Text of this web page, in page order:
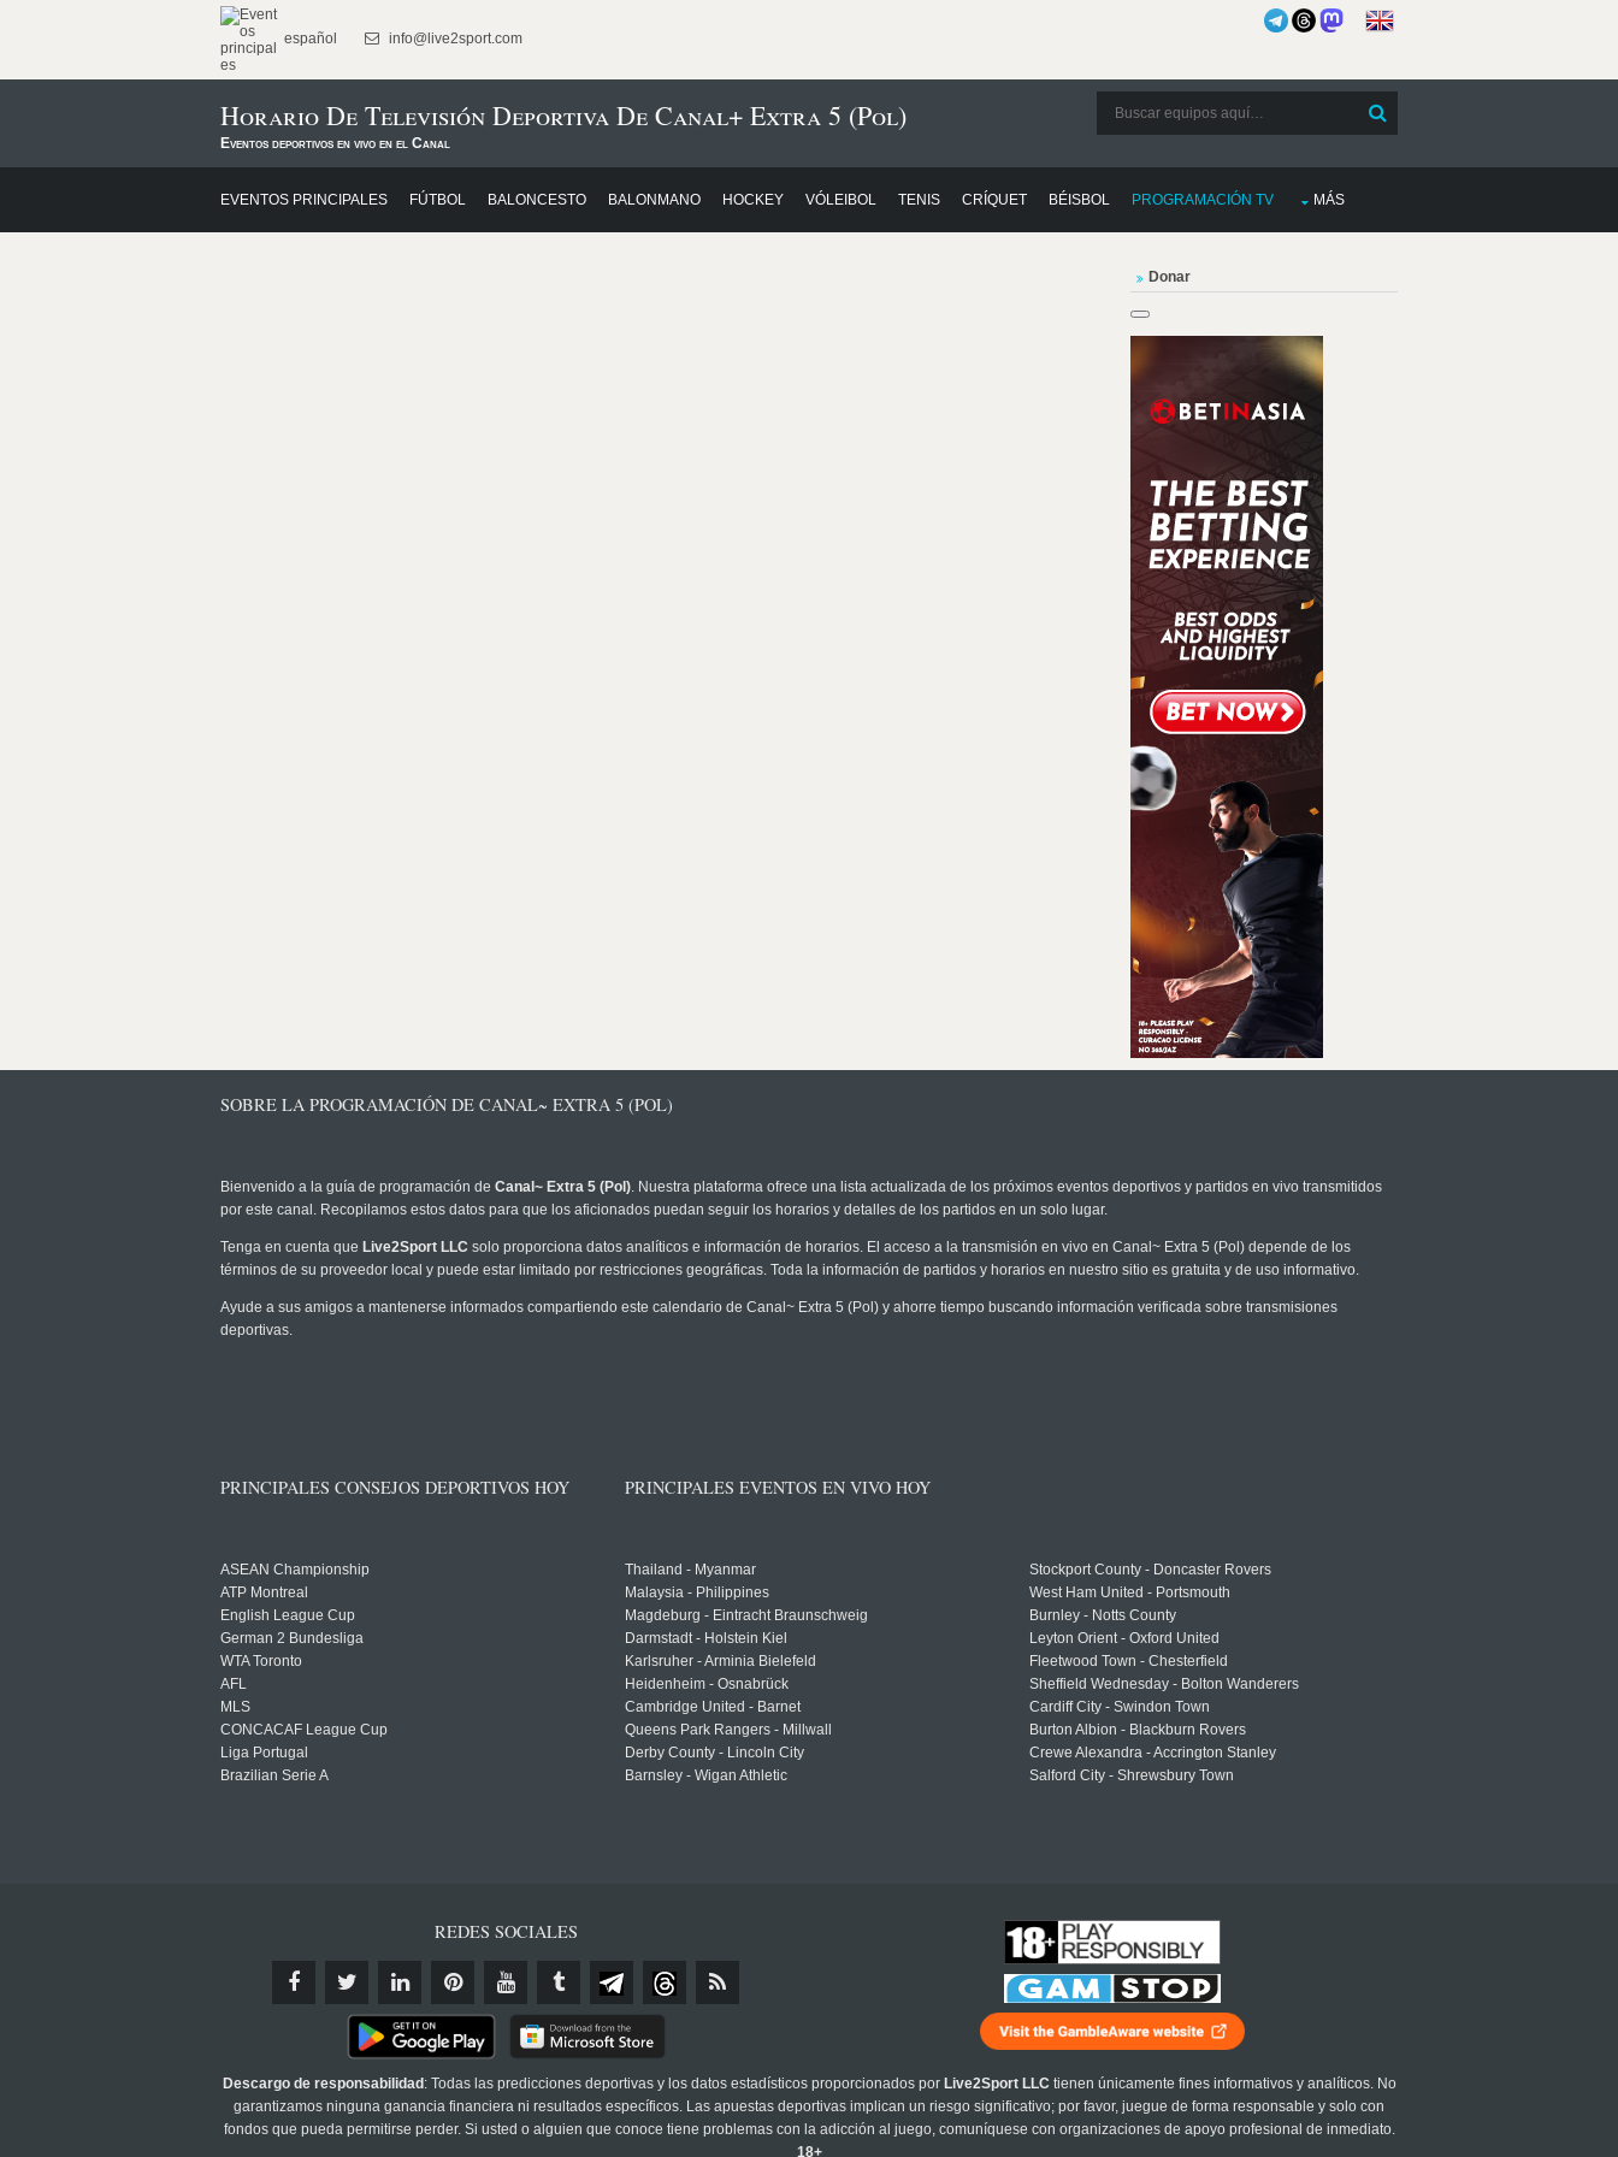
español info@live2sport.com
Horario De Televisión Deportiva De Canal+ Extra 5 (Pol)
Eventos deportivos en vivo en el Canal
EVENTOS PRINCIPALES FÚTBOL BALONCESTO BALONMANO HOCKEY VÓLEIBOL TENIS CRÍQUET BÉISBOL PROGRAMACIÓN TV MÁS
Donar
SOBRE LA PROGRAMACIÓN DE CANAL~ EXTRA 5 (POL)
Bienvenido a la guía de programación de Canal~ Extra 5 (Pol). Nuestra plataforma ofrece una lista actualizada de los próximos eventos deportivos y partidos en vivo transmitidos
por este canal. Recopilamos estos datos para que los aficionados puedan seguir los horarios y detalles de los partidos en un solo lugar.
Tenga en cuenta que Live2Sport LLC solo proporciona datos analíticos e información de horarios. El acceso a la transmisión en vivo en Canal~ Extra 5 (Pol) depende de los
términos de su proveedor local y puede estar limitado por restricciones geográficas. Toda la información de partidos y horarios en nuestro sitio es gratuita y de uso informativo.
Ayude a sus amigos a mantenerse informados compartiendo este calendario de Canal~ Extra 5 (Pol) y ahorre tiempo buscando información verificada sobre transmisiones
deportivas.
PRINCIPALES CONSEJOS DEPORTIVOS HOY
ASEAN Championship
ATP Montreal
English League Cup
German 2 Bundesliga
WTA Toronto
AFL
MLS
CONCACAF League Cup
Liga Portugal
Brazilian Serie A
PRINCIPALES EVENTOS EN VIVO HOY
Thailand - Myanmar
Malaysia - Philippines
Magdeburg - Eintracht Braunschweig
Darmstadt - Holstein Kiel
Karlsruher - Arminia Bielefeld
Heidenheim - Osnabrück
Cambridge United - Barnet
Queens Park Rangers - Millwall
Derby County - Lincoln City
Barnsley - Wigan Athletic
Stockport County - Doncaster Rovers
West Ham United - Portsmouth
Burnley - Notts County
Leyton Orient - Oxford United
Fleetwood Town - Chesterfield
Sheffield Wednesday - Bolton Wanderers
Cardiff City - Swindon Town
Burton Albion - Blackburn Rovers
Crewe Alexandra - Accrington Stanley
Salford City - Shrewsbury Town
REDES SOCIALES
Descargo de responsabilidad : Todas las predicciones deportivas y los datos estadísticos proporcionados por Live2Sport LLC tienen únicamente fines informativos y analíticos. No
garantizamos ninguna ganancia financiera ni resultados específicos. Las apuestas deportivas implican un riesgo significativo; por favor, juegue de forma responsable y solo con
fondos que pueda permitirse perder. Si usted o alguien que conoce tiene problemas con la adicción al juego, comuníquese con organizaciones de apoyo profesional de inmediato.
18+